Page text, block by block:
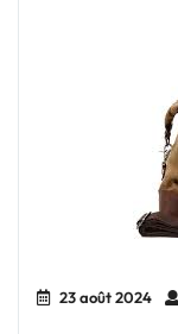
23 août 2024